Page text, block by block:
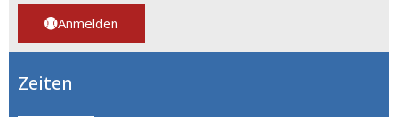
Anmelden
Zeiten